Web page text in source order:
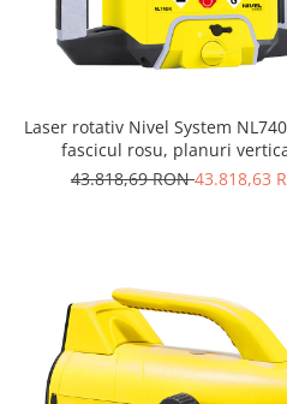
Laser rotativ Nivel System
fascicul rosu, planuri
orizontale cu pante, raza de
43.818,69 RON43.818,63